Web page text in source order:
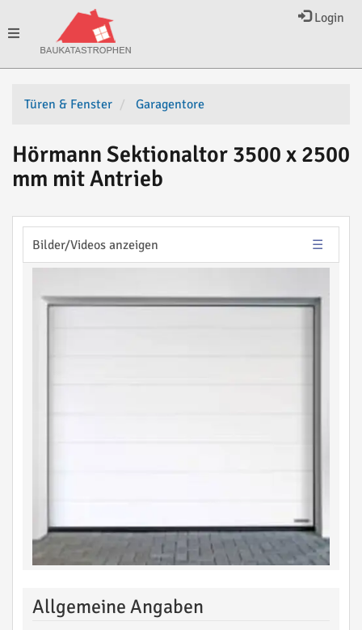
Login
Toggle
navigation
Türen & Fenster Garagentore
Hörmann Sektionaltor 3500 x 2500
mm mit Antrieb
Bilder/Videos anzeigen
Allgemeine Angaben